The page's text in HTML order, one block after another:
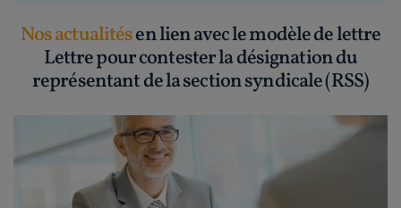
Nos actualitésen lien avec le modèle de lettre
Lettre pour contester la désignation du
représentant de la section syndicale (RSS)